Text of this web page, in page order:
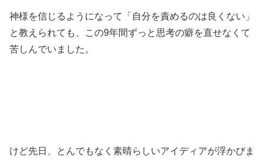
神様を信じるようになって「自分を責めるのは良くない」
と教えられても、この9年間ずっと思考の癖を直せなくて
苦しんでいました。
けど先日、とんでもなく素晴らしいアイディアが浮かびま